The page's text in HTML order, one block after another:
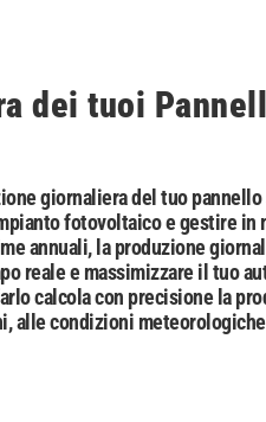
dei tuoi
giornaliera del tuo
fotovoltaico e gestire
annuali, la produzione
reale e massimizzare il tuo
calcola con precisione la
alle condizioni